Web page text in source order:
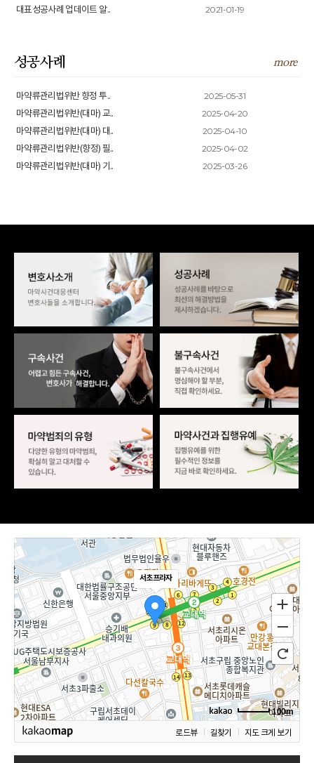
대표성공사례 업데이트 알..
2021-01-19
성공사례 more
마약류관리법위반 향정 투..
2025-05-31
마약류관리법위반(대마) 교..
2025-04-20
마약류관리법위반(대마) 대..
2025-04-10
마약류관리법위반(향정) 필..
2025-04-02
마약류관리법위반(대마) 기..
2025-03-26
서초프라자
100m
로드뷰 길찾기 지도 크게 보기